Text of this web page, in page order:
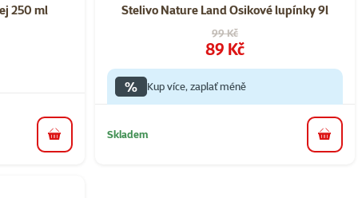
250 ml
do košíku
Stelivo Nature Land Osikové lupínky 9l
Původní cena
99 Kč
Cena
89 Kč
% Kup více, zaplať méně
Skladem do